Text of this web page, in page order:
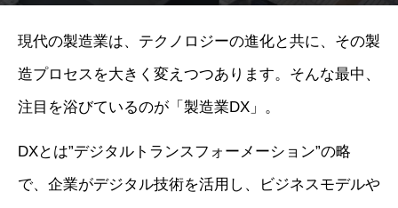
現代の製造業は、テクノロジーの進化と共に、その製
造プロセスを大きく変えつつあります。そんな最中、
注目を浴びているのが「製造業DX」。
DXとは”デジタルトランスフォーメーション”の略
で、企業がデジタル技術を活用し、ビジネスモデルや